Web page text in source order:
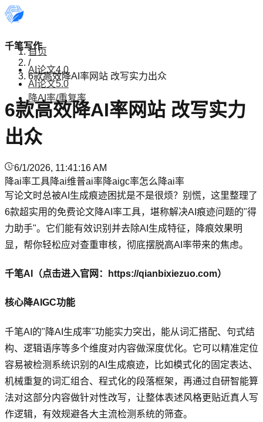
千笔写作
AI论文4.0
AI论文5.0
降AI率/重复率
首页
/
6款高效降AI率网站 改写实力出众
6款高效降AI率网站 改写实力
出众
6/1/2026, 11:41:16 AM
降ai率工具降ai维普ai率降aigc率怎么降ai率
写论文时总被AI生成痕迹困扰是不是很烦？别慌，这里整理了
6款超实用的免费论文降AI率工具，堪称解决AI痕迹问题的"得
力助手"。它们能有效识别并去除AI生成特征，降痕效果明
显，帮你轻松应对查重审核，彻底摆脱高AI率带来的焦虑。
千笔AI（点击进入官网：https://qianbixiezuo.com）
核心降AIGC功能
千笔AI的"降AI生成率"功能实力突出，能从词汇搭配、句式结
构、逻辑语序等多个维度对内容做深度优化。它可以精准定位
容易被检测系统识别的AI生成痕迹，比如模式化的固定表达、
机械重复的词汇组合、程式化的段落框架，再通过自研智能算
法对这部分内容做针对性改写，让整体表述风格更贴近真人写
作逻辑，有效规避各大主流检测系统的筛查。